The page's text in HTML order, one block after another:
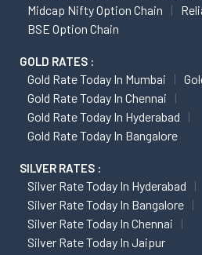
Midcap Nifty Option Chain
BSE Option Chain
GOLD RATES :
Gold Rate Today In Mumbai
Gold Rate Today In Chennai
Gold Rate Today In Hyderabad
Gold Rate Today In Bangalore
SILVER RATES :
Silver Rate Today In Hyderabad
Silver Rate Today In Bangalore
Silver Rate Today In Chennai
Silver Rate Today In Jaipur